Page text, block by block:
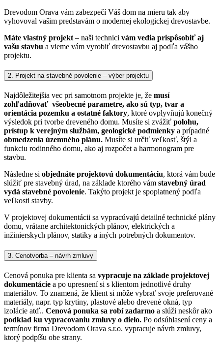
Drevodom Orava vám zabezpečí Váš dom na mieru tak aby
vyhovoval vašim predstavám o modernej ekologickej drevostavbe.
Máte vlastný projekt – naši technici vám vedia prispôsobiť aj
vašu stavbu a vieme vám vyrobiť drevostavbu aj podľa vášho
projektu.
2. Projekt na stavebné povolenie – výber projektu
Najdôležitejšia vec pri samotnom projekte je, že musí
zohľadňovať všeobecné parametre, ako sú typ, tvar a
orientácia pozemku a ostatné faktory, ktoré ovplyvňujú konečný
výsledok pri tvorbe dreveného domu. Musíte si zvážiť polohu,
prístup k verejným službám, geologické podmienky a prípadné
obmedzenia územného plánu. Musíte si určiť veľkosť, štýl a
funkciu rodinného domu, ako aj rozpočet a harmonogram pre
stavbu.
Následne si objednáte projektovú dokumentáciu, ktorá vám bude
slúžiť pre stavebný úrad, na základe ktorého vám stavebný úrad
vydá stavebné povolenie. Takýto projekt je spoplatnený podľa
veľkosti stavby.
V projektovej dokumentácii sa vypracúvajú detailné technické plány
domu, vrátane architektonických plánov, elektrických a
inžinierskych plánov, statiky a iných potrebných dokumentov.
3. Cenotvorba – návrh zmluvy
Cenová ponuka pre klienta sa vypracuje na základe projektovej
dokumentácie a po upresnení si s klientom jednotlivé druhy
materiálov. To znamená, že klient si môže vybrať svoje preferované
materiály, napr. typ krytiny, plastové alebo drevené okná, typ
izolácie atď.. Cenová ponuka sa robí zadarmo a slúži neskôr ako
podklad ku vypracovaniu zmluvy o dielo. Po odsúhlasení ceny a
termínov firma Drevodom Orava s.r.o. vypracuje návrh zmluvy,
ktorý podpíšu obe strany.